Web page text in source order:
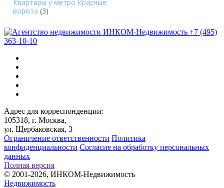
Квартиры у метро Красные
ворота (3)
+7 (495)
363-10-10
Адрес для корреспонденции:
105318, г. Москва,
ул. Щербаковская, 3
Ограничение ответственности Политика
конфиденциальности Согласие на обработку персональных
данных
Полная версия
© 2001-2026, ИНКОМ-Недвижимость
Недвижимость